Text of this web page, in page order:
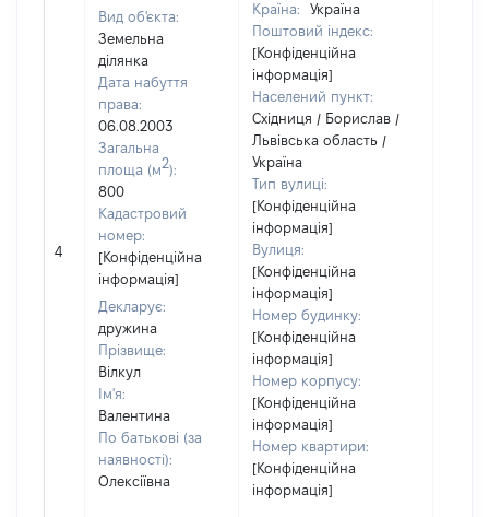
4
Вид об'єкта:
Земельна
ділянка
Дата набуття
права:
06.08.2003
Загальна
площа (м2):
800
Кадастровий
номер:
[Конфіденційна
інформація]
Декларує:
дружина
Прізвище:
Вілкул
Ім'я:
Валентина
По батькові (за
наявності):
Олексіївна
Країна:
Україна
Поштовий індекс:
[Конфіденційна
інформація]
Населений пункт:
Східниця / Борислав /
Львівська область /
Україна
Тип вулиці:
[Конфіденційна
інформація]
Вулиця:
[Конфіденційна
інформація]
Номер будинку:
[Конфіденційна
інформація]
Номер корпусу:
[Конфіденційна
інформація]
Номер квартири:
[Конфіденційна
інформація]